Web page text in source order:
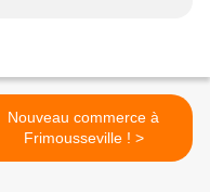
Nouveau commerce à
Frimousseville ! >